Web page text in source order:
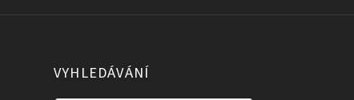
VYHLEDÁVÁNÍ